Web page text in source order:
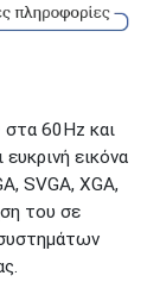
4
συνεχώς
60Hz και
εικόνα
SVGA, XGA,
του σε